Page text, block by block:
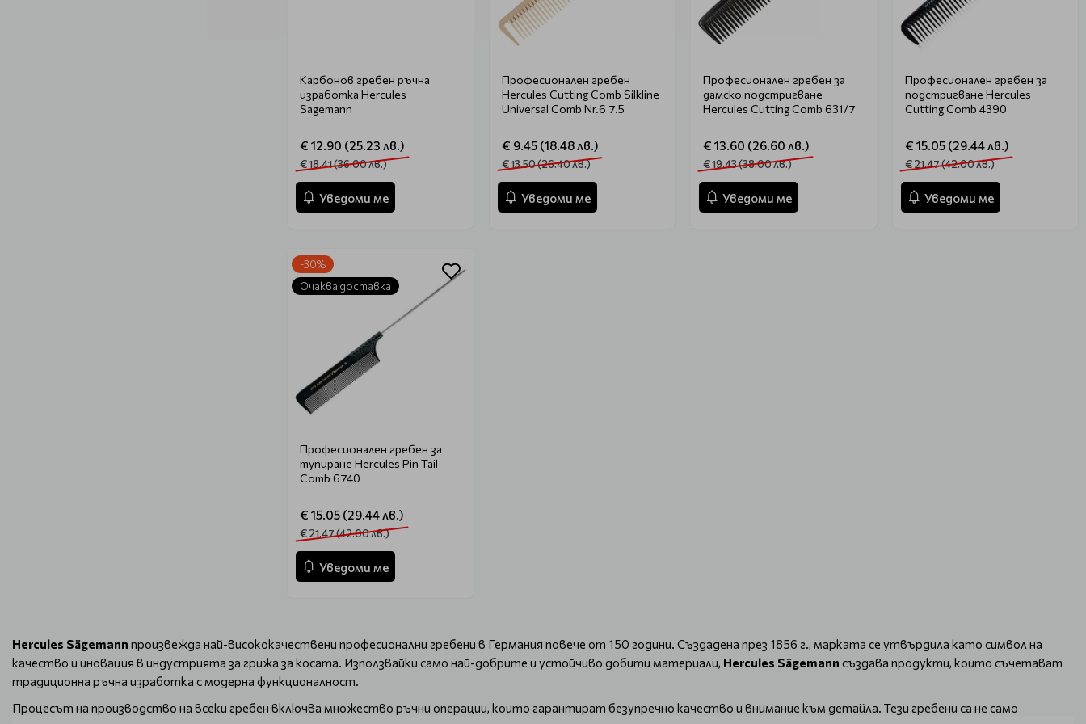
Карбонов гребен ръчна
изработка Hercules
Sagemann
€ 12.90 (25.23 лв.)
€ 18.41 (36.00 лв.)
Уведоми ме
Професионален гребен
Hercules Cutting Comb Silkline
Universal Comb Nr.6 7.5
€ 9.45 (18.48 лв.)
€ 13.50 (26.40 лв.)
Уведоми ме
Професионален гребен за
дамско подстригване
Hercules Cutting Comb 631/7
€ 13.60 (26.60 лв.)
€ 19.43 (38.00 лв.)
Уведоми ме
Професионален гребен за
подстригване Hercules
Cutting Comb 4390
€ 15.05 (29.44 лв.)
€ 21.47 (42.00 лв.)
Уведоми ме
-30%
Очаква доставка
Професионален гребен за
тупиране Hercules Pin Tail
Comb 6740
€ 15.05 (29.44 лв.)
€ 21.47 (42.00 лв.)
Уведоми ме
Hercules Sägemann произвежда най-висококачествени професионални гребени в Германия повече от 150 години. Създадена през 1856 г., марката се утвърдила като символ на
качество и иновация в индустрията за грижа за косата. Използвайки само най-добрите и устойчиво добити материали, Hercules Sägemann създава продукти, които съчетават
традиционна ръчна изработка с модерна функционалност.
Процесът на производство на всеки гребен включва множество ръчни операции, които гарантират безупречно качество и внимание към детайла. Тези гребени са не само